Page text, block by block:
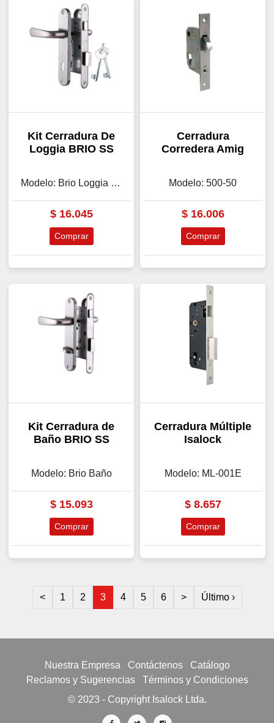
Kit Cerradura De
Loggia BRIO SS
Modelo: Brio Loggia / Patio
$16.045
Comprar
Cerradura
Corredera Amig
Modelo: 500-50
$16.006
Comprar
Kit Cerradura de
Baño BRIO SS
Modelo: Brio Baño
$15.093
Comprar
Cerradura Múltiple
Isalock
Modelo: ML-001E
$8.657
Comprar
< 1 2 3 4 5 6 > Último ›
Nuestra Empresa Contáctenos
Catálogo
Reclamos y Sugerencias
Términos y Condiciones
© 2023 - Copyright Isalock Ltda.